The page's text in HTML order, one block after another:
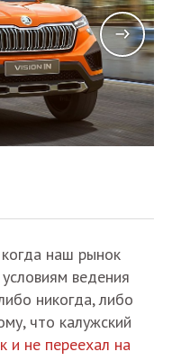
наш рынок
ведения
никогда, либо
что калужский
и не переехал на